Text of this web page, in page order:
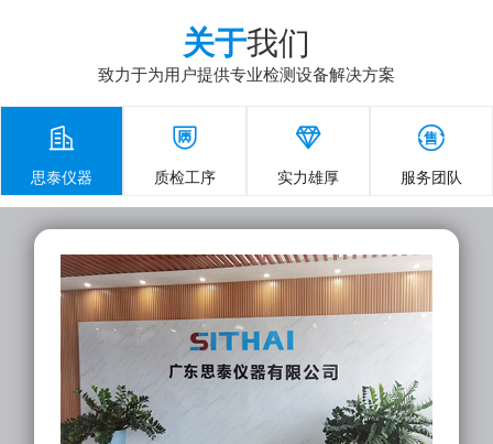
关于我们
致力于为用户提供专业检测设备解决方案

思泰仪器

质检工序

实力雄厚

服务团队